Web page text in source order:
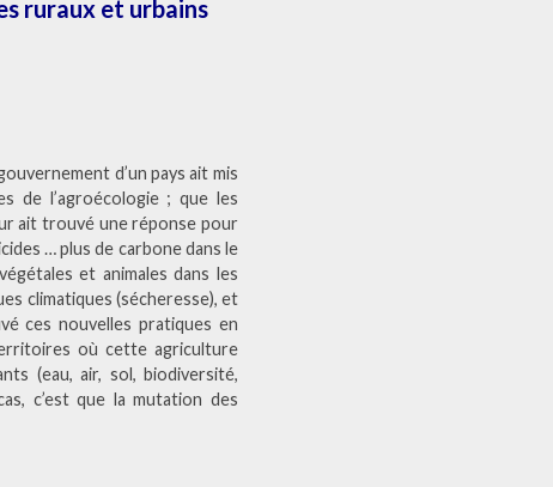
ruraux et urbains
d’un pays ait mis
de l’agroécologie ; que les
ait trouvé une réponse pour
… plus de carbone dans le
et animales dans les
climatiques (sécheresse), et
ces nouvelles pratiques en
où cette agriculture
(eau, air, sol, biodiversité,
c’est que la mutation des